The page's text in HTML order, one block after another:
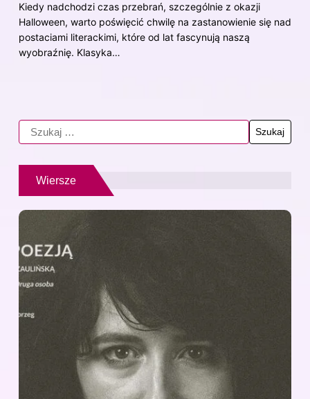
Kiedy nadchodzi czas przebrań, szczególnie z okazji
Halloween, warto poświęcić chwilę na zastanowienie się nad
postaciami literackimi, które od lat fascynują naszą
wyobraźnię. Klasyka…
Wiersze